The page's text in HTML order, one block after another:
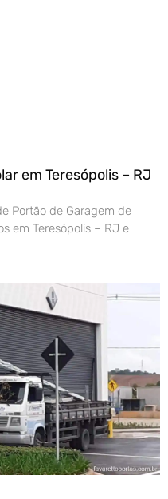
em Teresópolis – RJ
Portão de Garagem de
em Teresópolis – RJ e